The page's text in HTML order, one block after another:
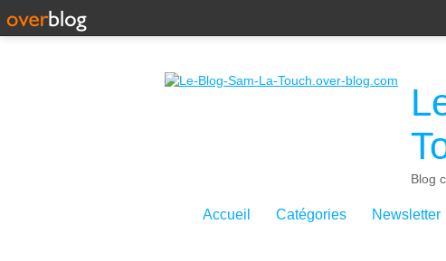
Blog
Accueil Catégories Newsletter